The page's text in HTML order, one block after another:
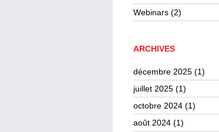
Webinars (2)
ARCHIVES
décembre 2025 (1)
juillet 2025 (1)
octobre 2024 (1)
août 2024 (1)